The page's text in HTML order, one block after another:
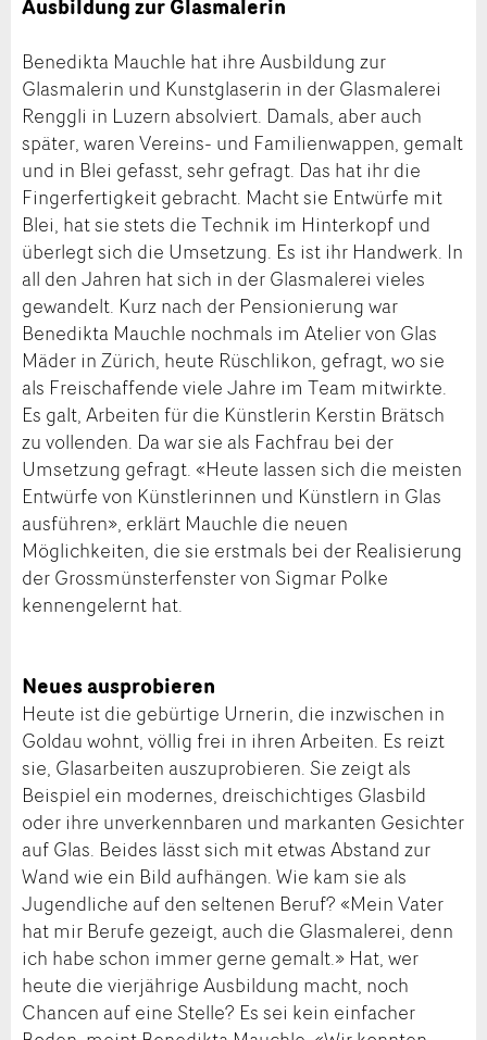
Ausbildung zur Glasmalerin
Benedikta Mauchle hat ihre Ausbildung zur
Glasmalerin und Kunstglaserin in der Glasmalerei
Renggli in Luzern absolviert. Damals, aber auch
später, waren Vereins- und Familienwappen, gemalt
und in Blei gefasst, sehr gefragt. Das hat ihr die
Fingerfertigkeit gebracht. Macht sie Entwürfe mit
Blei, hat sie stets die Technik im Hinterkopf und
überlegt sich die Umsetzung. Es ist ihr Handwerk. In
all den Jahren hat sich in der Glasmalerei vieles
gewandelt. Kurz nach der Pensionierung war
Benedikta Mauchle nochmals im Atelier von Glas
Mäder in Zürich, heute Rüschlikon, gefragt, wo sie
als Freischaffende viele Jahre im Team mitwirkte.
Es galt, Arbeiten für die Künstlerin Kerstin Brätsch
zu vollenden. Da war sie als Fachfrau bei der
Umsetzung gefragt. «Heute lassen sich die meisten
Entwürfe von Künstlerinnen und Künstlern in Glas
ausführen», erklärt Mauchle die neuen
Möglichkeiten, die sie erstmals bei der Realisierung
der Grossmünsterfenster von Sigmar Polke
kennengelernt hat.
Neues ausprobieren
Heute ist die gebürtige Urnerin, die inzwischen in
Goldau wohnt, völlig frei in ihren Arbeiten. Es reizt
sie, Glasarbeiten auszuprobieren. Sie zeigt als
Beispiel ein modernes, dreischichtiges Glasbild
oder ihre unverkennbaren und markanten Gesichter
auf Glas. Beides lässt sich mit etwas Abstand zur
Wand wie ein Bild aufhängen. Wie kam sie als
Jugendliche auf den seltenen Beruf? «Mein Vater
hat mir Berufe gezeigt, auch die Glasmalerei, denn
ich habe schon immer gerne gemalt.» Hat, wer
heute die vierjährige Ausbildung macht, noch
Chancen auf eine Stelle? Es sei kein einfacher